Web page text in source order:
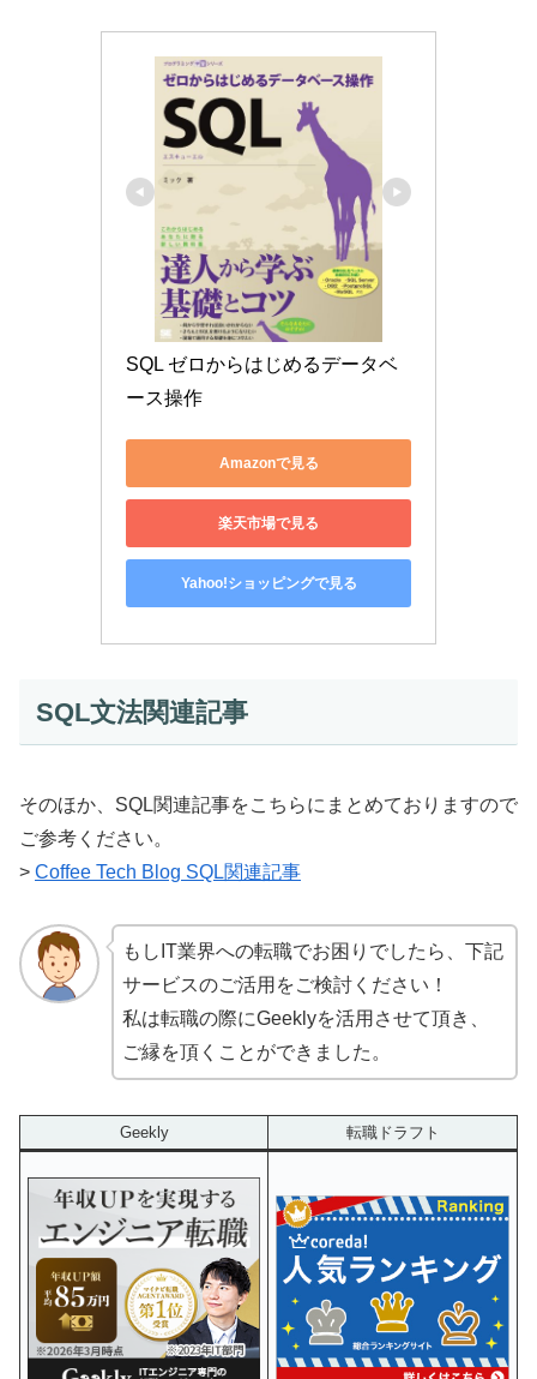
SQL ゼロからはじめるデータベ
ース操作
Amazonで見る
楽天市場で見る
Yahoo!ショッピングで見る
SQL文法関連記事
そのほか、SQL関連記事をこちらにまとめておりますので
ご参考ください。
> Coffee Tech Blog SQL関連記事
もしIT業界への転職でお困りでしたら、下記
サービスのご活用をご検討ください！
私は転職の際にGeeklyを活用させて頂き、
ご縁を頂くことができました。
Geekly 転職ドラフト